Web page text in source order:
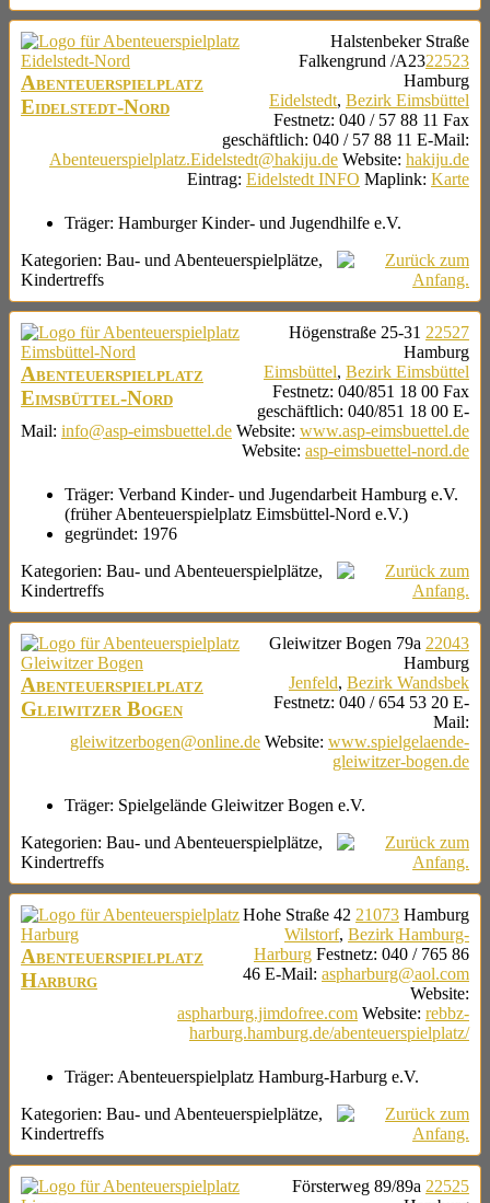
Abenteuerspielplatz
Eidelstedt-Nord
Halstenbeker Straße
Falkengrund /A2322523
Hamburg
Eidelstedt, Bezirk Eimsbüttel
Festnetz: 040 / 57 88 11 Fax
geschäftlich: 040 / 57 88 11 E-Mail:
Abenteuerspielplatz.Eidelstedt@hakiju.de Website: hakiju.de
Eintrag: Eidelstedt INFO Maplink: Karte
Träger: Hamburger Kinder- und Jugendhilfe e.V.
Kategorien: Bau- und Abenteuerspielplätze,
Kindertreffs
Abenteuerspielplatz
Eimsbüttel-Nord
Högenstraße 25-31 22527
Hamburg
Eimsbüttel, Bezirk Eimsbüttel
Festnetz: 040/851 18 00 Fax
geschäftlich: 040/851 18 00 E-
Mail: info@asp-eimsbuettel.de Website: www.asp-eimsbuettel.de
Website: asp-eimsbuettel-nord.de
Träger: Verband Kinder- und Jugendarbeit Hamburg e.V.
(früher Abenteuerspielplatz Eimsbüttel-Nord e.V.)
gegründet: 1976
Kategorien: Bau- und Abenteuerspielplätze,
Kindertreffs
Abenteuerspielplatz
Gleiwitzer Bogen
Gleiwitzer Bogen 79a 22043
Hamburg
Jenfeld, Bezirk Wandsbek
Festnetz: 040 / 654 53 20 E-
Mail:
gleiwitzerbogen@online.de Website: www.spielgelaende-
gleiwitzer-bogen.de
Träger: Spielgelände Gleiwitzer Bogen e.V.
Kategorien: Bau- und Abenteuerspielplätze,
Kindertreffs
Abenteuerspielplatz
Harburg
Hohe Straße 42 21073 Hamburg
Wilstorf, Bezirk Hamburg-
Harburg Festnetz: 040 / 765 86
46 E-Mail: aspharburg@aol.com
Website:
aspharburg.jimdofree.com Website: rebbz-
harburg.hamburg.de/abenteuerspielplatz/
Träger: Abenteuerspielplatz Hamburg-Harburg e.V.
Kategorien: Bau- und Abenteuerspielplätze,
Kindertreffs
Försterweg 89/89a 22525